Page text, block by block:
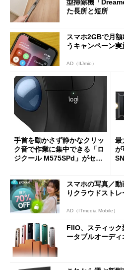
型掃除機「
た長所と短所
スマホ2GBで月
うキャンペーン実
AD（IIJmio）
手首を動かさず静かなクリッ
ク音で作業に集中できる「ロ
ジクール M575SPd」がセー
最
が
スマホの写真／
りクラウドストレ
AD（ITmedia Mobile）
FIIO、スティッ
ータブルオーデ